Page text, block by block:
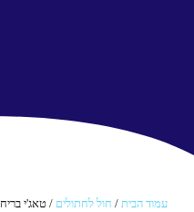
עמוד הבית/ חול לחתולים / טאג'י בריח